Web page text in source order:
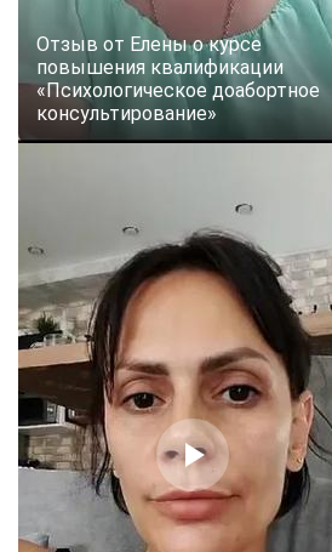
Отзыв от Елены о курсе
повышения квалификации
«Психологическое доабортное
консультирование»
online
Мессенджеры
Свяжитесь с нами через любой
Telegram
Vkontakte